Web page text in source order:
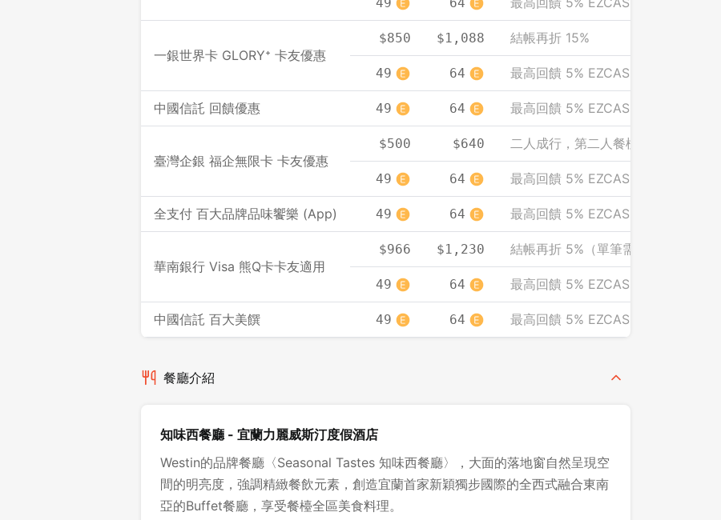
一銀世界卡 GLORY⁺ 卡友優惠
$850 $1,088 結帳再折 15%
49 64 最高回饋 5% EZCASH
中國信託 回饋優惠 49 64 最高回饋 5% EZCASH
臺灣企銀 福企無限卡 卡友優惠
$500 $640 二人成行，第二人餐標免費（人均計）
49 64 最高回饋 5% EZCASH
全支付 百大品牌品味饗樂 (App) 49 64 最高回饋 5% EZCASH
華南銀行 Visa 熊Q卡卡友適用
$966 $1,230 結帳再折 5%（單筆需滿 2000）
49 64 最高回饋 5% EZCASH
中國信託 百大美饌 49 64 最高回饋 5% EZCASH
餐廳介紹
知味西餐廳 - 宜蘭力麗威斯汀度假酒店
Westin的品牌餐廳〈Seasonal Tastes 知味西餐廳〉，大面的落地窗自然呈現空
間的明亮度，強調精緻餐飲元素，創造宜蘭首家新穎獨步國際的全西式融合東南
亞的Buffet餐廳，享受餐檯全區美食料理。
先不要 確認